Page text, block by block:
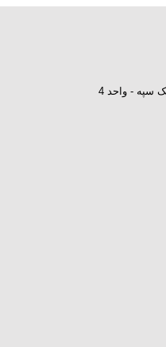
سپه - واحد 4